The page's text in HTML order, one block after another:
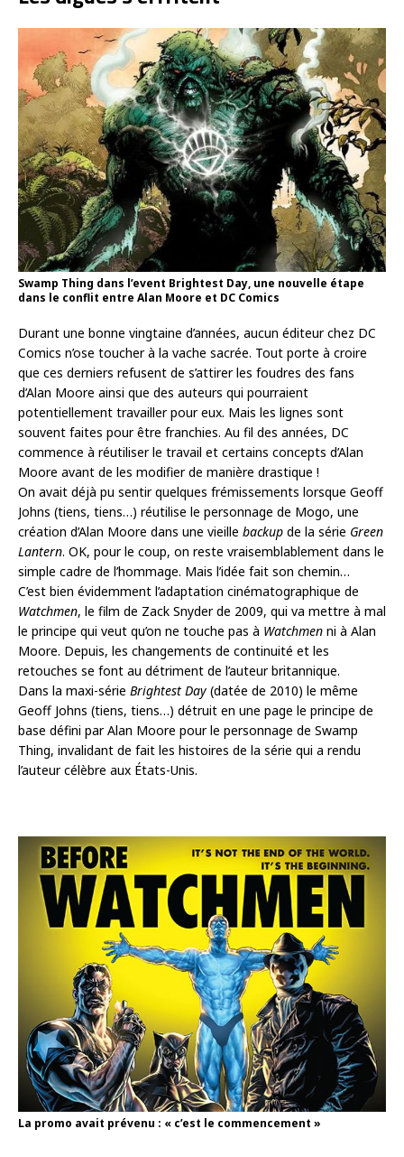
Swamp Thing dans l’event Brightest Day, une nouvelle étape
dans le conflit entre Alan Moore et DC Comics
Durant une bonne vingtaine d’années, aucun éditeur chez DC
Comics n’ose toucher à la vache sacrée. Tout porte à croire
que ces derniers refusent de s’attirer les foudres des fans
d’Alan Moore ainsi que des auteurs qui pourraient
potentiellement travailler pour eux. Mais les lignes sont
souvent faites pour être franchies. Au fil des années, DC
commence à réutiliser le travail et certains concepts d’Alan
Moore avant de les modifier de manière drastique !
On avait déjà pu sentir quelques frémissements lorsque Geoff
Johns (tiens, tiens…) réutilise le personnage de Mogo, une
création d’Alan Moore dans une vieille backup de la série Green
Lantern. OK, pour le coup, on reste vraisemblablement dans le
simple cadre de l’hommage. Mais l’idée fait son chemin…
C’est bien évidemment l’adaptation cinématographique de
Watchmen, le film de Zack Snyder de 2009, qui va mettre à mal
le principe qui veut qu’on ne touche pas à Watchmen ni à Alan
Moore. Depuis, les changements de continuité et les
retouches se font au détriment de l’auteur britannique.
Dans la maxi-série Brightest Day (datée de 2010) le même
Geoff Johns (tiens, tiens…) détruit en une page le principe de
base défini par Alan Moore pour le personnage de Swamp
Thing, invalidant de fait les histoires de la série qui a rendu
l’auteur célèbre aux États-Unis.
La promo avait prévenu : « c’est le commencement »